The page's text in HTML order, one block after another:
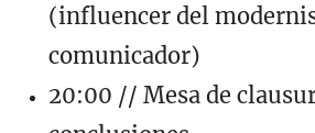
(influencer del
comunicador)
20:00 // Mesa de